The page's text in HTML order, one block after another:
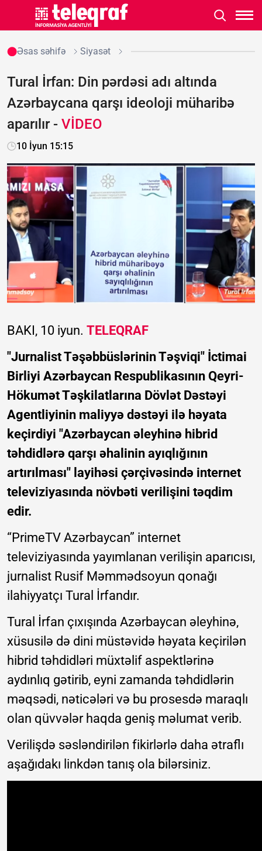
Əsas səhifə Siyasət
Tural İrfan: Din pərdəsi adı altında
Azərbaycana qarşı ideoloji müharibə
aparılır - VİDEO
10 İyun 15:15
BAKI, 10 iyun. TELEQRAF
"Jurnalist Təşəbbüslərinin Təşviqi" İctimai
Birliyi Azərbaycan Respublikasının Qeyri-
Hökumət Təşkilatlarına Dövlət Dəstəyi
Agentliyinin maliyyə dəstəyi ilə həyata
keçirdiyi "Azərbaycan əleyhinə hibrid
təhdidlərə qarşı əhalinin ayıqlığının
artırılması" layihəsi çərçivəsində internet
televiziyasında növbəti verilişini təqdim
edir.
“PrimeTV Azərbaycan” internet
televiziyasında yayımlanan verilişin aparıcısı,
jurnalist Rusif Məmmədsoyun qonağı
ilahiyyatçı Tural İrfandır.
Tural İrfan çıxışında Azərbaycan əleyhinə,
xüsusilə də dini müstəvidə həyata keçirilən
hibrid təhdidləri müxtəlif aspektlərinə
aydınlıq gətirib, eyni zamanda təhdidlərin
məqsədi, nəticələri və bu prosesdə maraqlı
olan qüvvələr haqda geniş məlumat verib.
Verilişdə səsləndirilən fikirlərlə daha ətraflı
aşağıdakı linkdən tanış ola bilərsiniz.